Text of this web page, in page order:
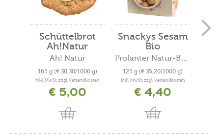
Schüttelbrot
Ah!Natur
Ah! Natur
165 g (€ 30,30/1000 g)
inkl. MwSt. zzgl. Versandkosten
€ 5,00
Snackys Sesam
Bio
125 g (€ 35,20/1000 g)
inkl. MwSt. zzgl. Versandkosten
€ 4,40